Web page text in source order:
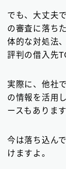
中国地方・四
九州地方の消
中小消費者金
ファクタリン
後払い決済サ
でも、大丈夫
の審査に落ち
体的な対処法
評判の借入先
実際に、他社
の情報を活用
ースもあります
今は落ち込ん
けますよ。